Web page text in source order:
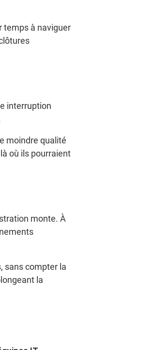
temps à naviguer
interruption
moindre qualité
où ils pourraient
monte. À
sans compter la
la